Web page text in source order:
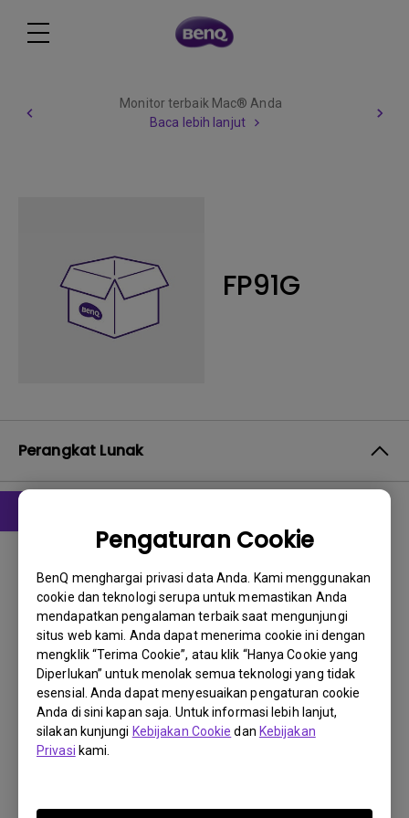
Pengaturan Cookie
BenQ menghargai privasi data Anda. Kami menggunakan
cookie dan teknologi serupa untuk memastikan Anda
mendapatkan pengalaman terbaik saat mengunjungi
situs web kami. Anda dapat menerima cookie ini dengan
mengklik “Terima Cookie”, atau klik “Hanya Cookie yang
Diperlukan” untuk menolak semua teknologi yang tidak
esensial. Anda dapat menyesuaikan pengaturan cookie
Anda di sini kapan saja. Untuk informasi lebih lanjut,
silakan kunjungi Kebijakan Cookie dan Kebijakan
Privasi kami.
Monitor terbaik Mac® Anda
Baca lebih lanjut
FP91G
Perangkat Lunak
drivers
OS:Win2000|Win98|WinXP
OS Version:
Versi:Rev0
Perbarui:2007/01/25
Ukuran File:57.66 KB
Unduh